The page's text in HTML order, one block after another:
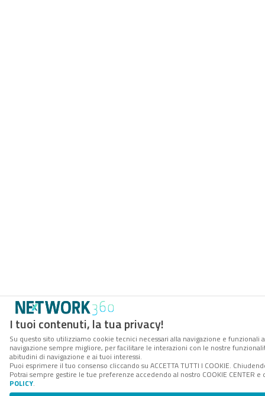
I tuoi contenuti, la tua privacy!
Su questo sito utilizziamo cookie tecnici necessari alla navigazione e
navigazione sempre migliore, per facilitare le interazioni con le nostre
abitudini di navigazione e ai tuoi interessi.
Puoi esprimere il tuo consenso cliccando su ACCETTA TUTTI I COOKIE.
Potrai sempre gestire le tue preferenze accedendo al nostro COOKIE
POLICY.